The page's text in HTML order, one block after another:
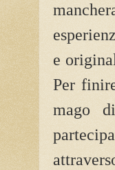
e
Per
mago